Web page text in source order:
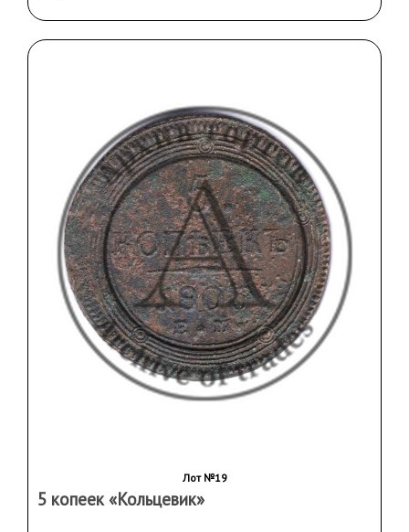
Лот №19
5 копеек «Кольцевик»